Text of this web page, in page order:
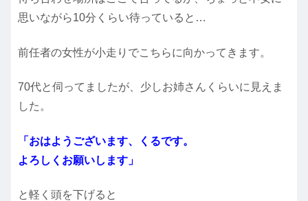
思いながら10分くらい待っていると…
前任者の女性が小走りでこちらに向かってきます。
70代と伺ってましたが、少しお姉さんくらいに見えま
した。
「おはようございます、くるです。
よろしくお願いします」
と軽く頭を下げると